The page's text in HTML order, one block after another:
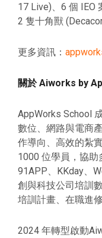
17 Live)、6 個 IEO
2 隻十角獸
更多資訊：
關於 Aiworks by
AppWorks School
數位、網路與電商
作導向、高效的紮
1000 位學員，協助
91APP、KKday、
創與科技公司培訓
培訓計畫、在職進
2024 年轉型啟動